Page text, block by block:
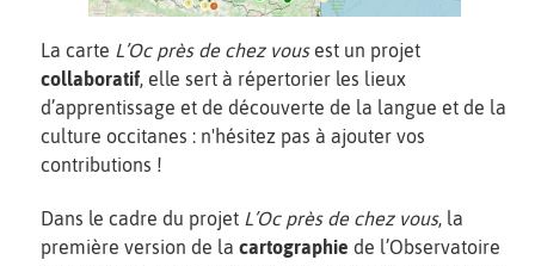
La carte L’Oc près de chez vous est un projet
collaboratif, elle sert à répertorier les lieux
d’apprentissage et de découverte de la langue et de la
culture occitanes : n'hésitez pas à ajouter vos
contributions !
Dans le cadre du projet L’Oc près de chez vous, la
première version de la cartographie de l’Observatoire